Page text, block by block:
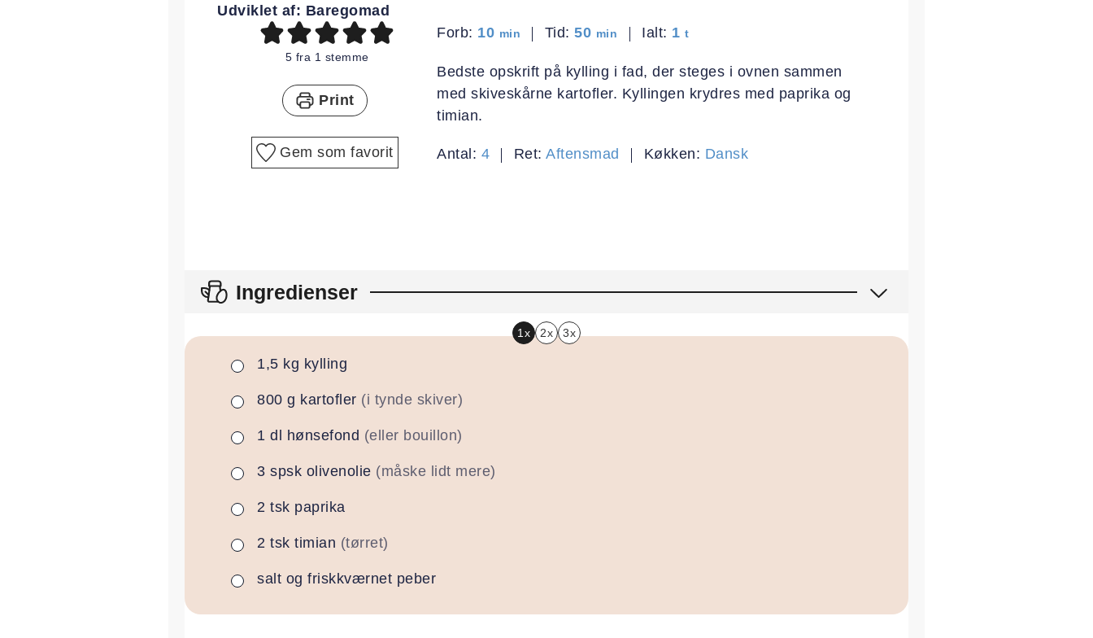
Udviklet af: Baregomad
5 fra 1 stemme
Print
Gem som favorit
Forb: 10minutter
min Tid:50minutter
min Ialt: 1time
t
Bedste opskrift på kylling i fad, der steges i ovnen sammen
med skiveskårne kartofler. Kyllingen krydres med paprika og
timian.
Antal: 4 Ret:Aftensmad Køkken: Dansk
Ingredienser
1x 2x 3x
▢1,5 kg kylling
▢
800 g kartofler (i tynde skiver)
▢1 dl hønsefond (eller bouillon)
▢
3 spsk olivenolie (måske lidt mere)
▢
2 tsk paprika
▢
2 tsk timian (tørret)
▢
salt og friskkværnet peber